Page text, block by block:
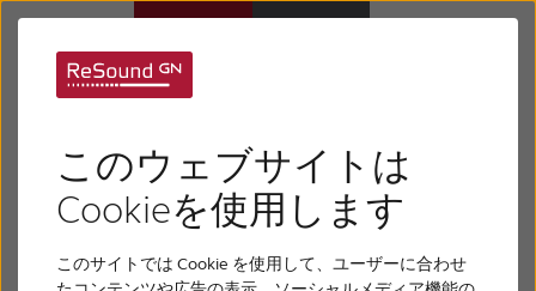
このウェブサイトは
Cookieを使用します
このサイトでは Cookie を使用して、ユーザーに合わせ
難聴について
リサウンドについて
耳には外耳、中耳、内耳の3つの区分があります。
可能性があります。